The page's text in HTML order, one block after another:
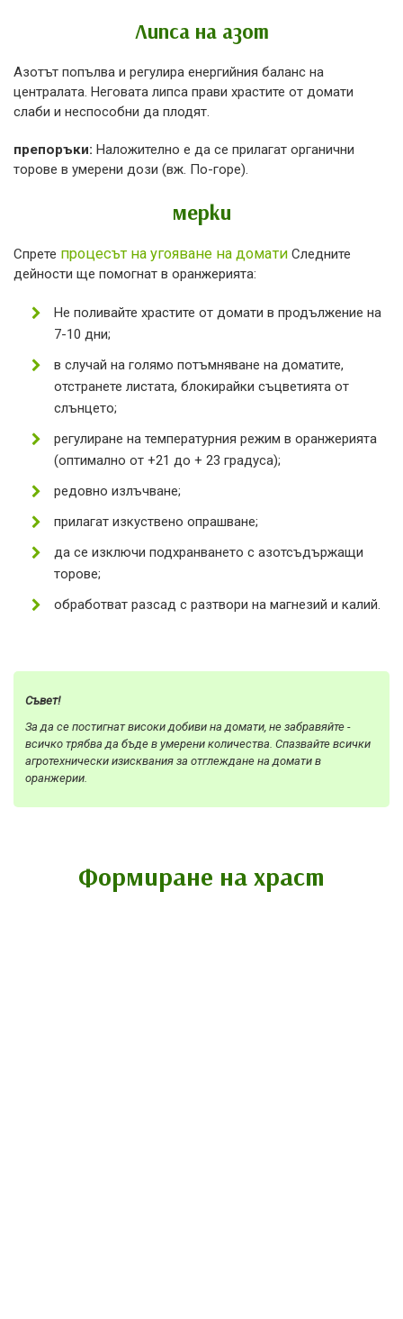
Липса на азот
Азотът попълва и регулира енергийния баланс на
централата. Неговата липса прави храстите от домати
слаби и неспособни да плодят.
препоръки: Наложително е да се прилагат органични
торове в умерени дози (вж. По-горе).
мерки
Спрете процесът на угояване на домати Следните
дейности ще помогнат в оранжерията:
Не поливайте храстите от домати в продължение на
7-10 дни;
в случай на голямо потъмняване на доматите,
отстранете листата, блокирайки съцветията от
слънцето;
регулиране на температурния режим в оранжерията
(оптимално от +21 до + 23 градуса);
редовно излъчване;
прилагат изкуствено опрашване;
да се изключи подхранването с азотсъдържащи
торове;
обработват разсад с разтвори на магнезий и калий.
Съвет!
За да се постигнат високи добиви на домати, не забравяйте -
всичко трябва да бъде в умерени количества. Спазвайте всички
агротехнически изисквания за отглеждане на домати в
оранжерии.
Формиране на храст